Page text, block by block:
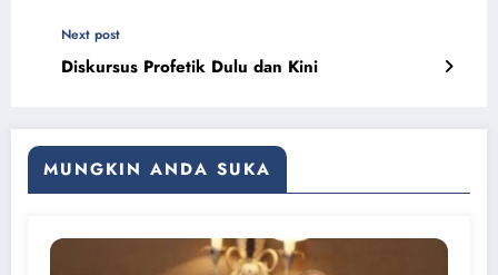
Next post
Diskursus Profetik Dulu dan Kini
MUNGKIN ANDA SUKA